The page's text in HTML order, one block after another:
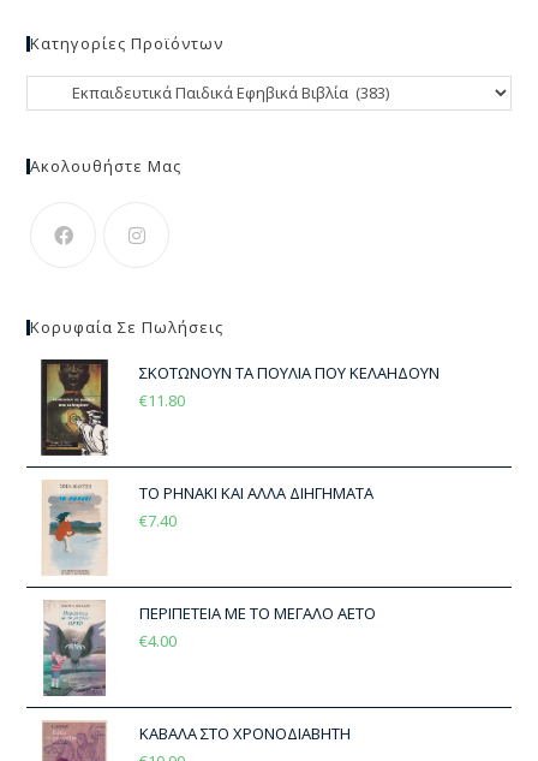
Κατηγορίες Προϊόντων
Ακολουθήστε Μας
Κορυφαία Σε Πωλήσεις
ΣΚΟΤΩΝΟΥΝ ΤΑ ΠΟΥΛΙΑ ΠΟΥ ΚΕΛΑΗΔΟΥΝ
€11.80
ΤΟ ΡΗΝΑΚΙ ΚΑΙ ΑΛΛΑ ΔΙΗΓΗΜΑΤΑ
€7.40
ΠΕΡΙΠΕΤΕΙΑ ΜΕ ΤΟ ΜΕΓΑΛΟ ΑΕΤΟ
€4.00
ΚΑΒΑΛΑ ΣΤΟ ΧΡΟΝΟΔΙΑΒΗΤΗ